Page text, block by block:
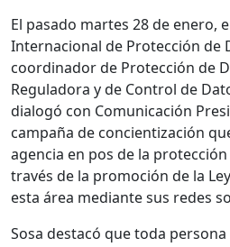
El pasado martes 28 de enero,
Internacional de Protección de
coordinador de Protección de
Reguladora y de Control de
dialogó con Comunicación
campaña de concientización
agencia en pos de la
través de la promoción de la
esta área mediante sus redes
Sosa destacó que toda